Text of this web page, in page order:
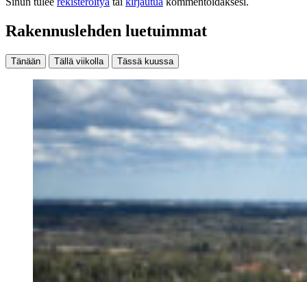
Rakennuslehden luetuimmat
Tänään Tällä viikolla Tässä kuussa